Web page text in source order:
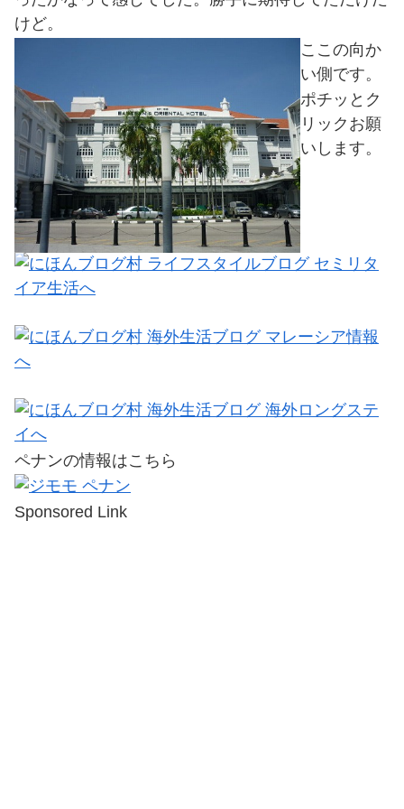
けど。
ここの向か
い側です。
ポチッとク
リックお願
いします。
ペナンの情報はこちら
Sponsored Link